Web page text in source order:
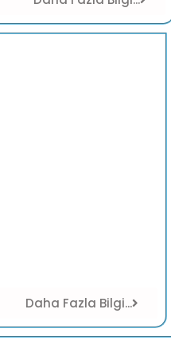
Daha Fazla Bilgi...